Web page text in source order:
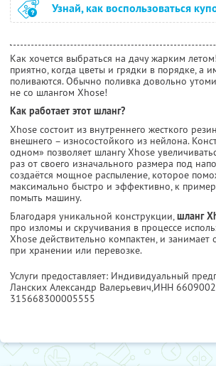
Узнай, как воспользоваться
Как хочется выбраться на дачу жарким
приятно, когда цветы и грядки в порядке, а
поливаются. Обычно поливка довольно
не со шлангом Xhose!
Как работает этот шланг?
Xhose состоит из внутреннего жесткого
внешнего – износостойкого из нейлона.
одном» позволяет шлангу Xhose
раз от своего изначального размера под
создаётся мощное распыление, которое
максимально быстро и эффективно, к
помыть машину.
Благодаря уникальной конструкции,шланг
про изломы и скручивания в процессе
Xhose действительно компактен, и занимает
при хранении или перевозке.
Услуги предоставляет: Индивидуальный
Ланских Александр Валерьевич,ИНН
315668300005555